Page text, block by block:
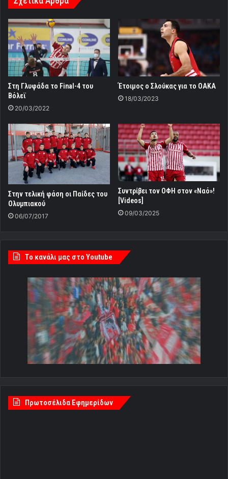
Στη Γλυφάδα το Final-4 του
Βόλεϊ
20/03/2022
Έτοιμος ο Σλούκας για το ΟΑΚΑ
18/03/2023
Στην τελική φάση οι Παίδες του
Ολυμπιακού
06/07/2017
Συντρίβει τον ΟΦΗ στον «Ναό»!
[Videos]
09/03/2025
Tο κανάλι μας στο Youtube
Πρωτοσέλιδα Εφημερίδων